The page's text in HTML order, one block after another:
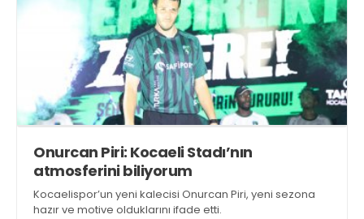
Onurcan Piri: Kocaeli Stadı’nın
atmosferini biliyorum
Kocaelispor’un yeni kalecisi Onurcan Piri, yeni sezona
hazır ve motive olduklarını ifade etti.